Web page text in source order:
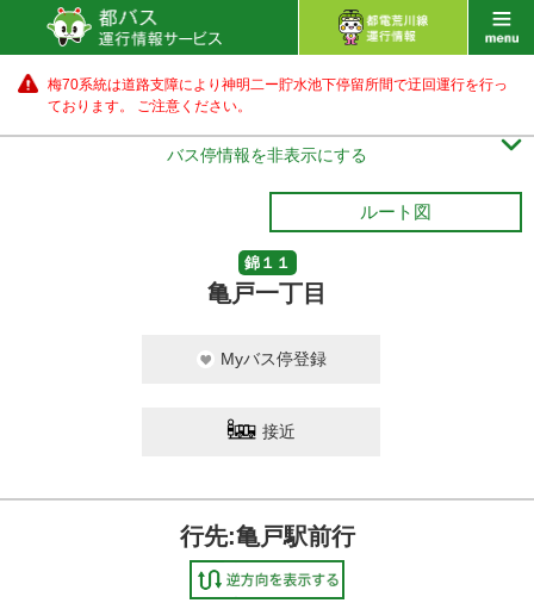
梅70系統は道路支障により神明二ー貯水池下停留所間で迂回運行を行っ
ております。 ご注意ください。
バス停情報を非表示にする 
ルート図
錦１１
亀戸一丁目
Myバス停登録
接近
行先:亀戸駅前行